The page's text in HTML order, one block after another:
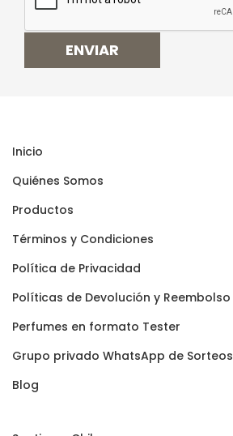
ENVIAR
Inicio
Quiénes Somos
Productos
Términos y Condiciones
Polí­tica de Privacidad
Polí­ticas de Devolución y Reembolso
Perfumes en formato Tester
Grupo privado WhatsApp de Sorteos
Blog